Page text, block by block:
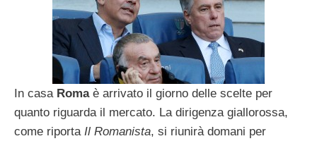
In casa Romaè arrivato il giorno delle scelte per
quanto riguarda il mercato. La dirigenza giallorossa,
come riporta Il Romanista, si riunirà domani per